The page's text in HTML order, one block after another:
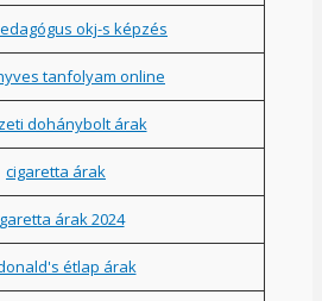
okj-s képzés
tanfolyam online
dohánybolt árak
cigaretta árak
árak 2024
étlap árak